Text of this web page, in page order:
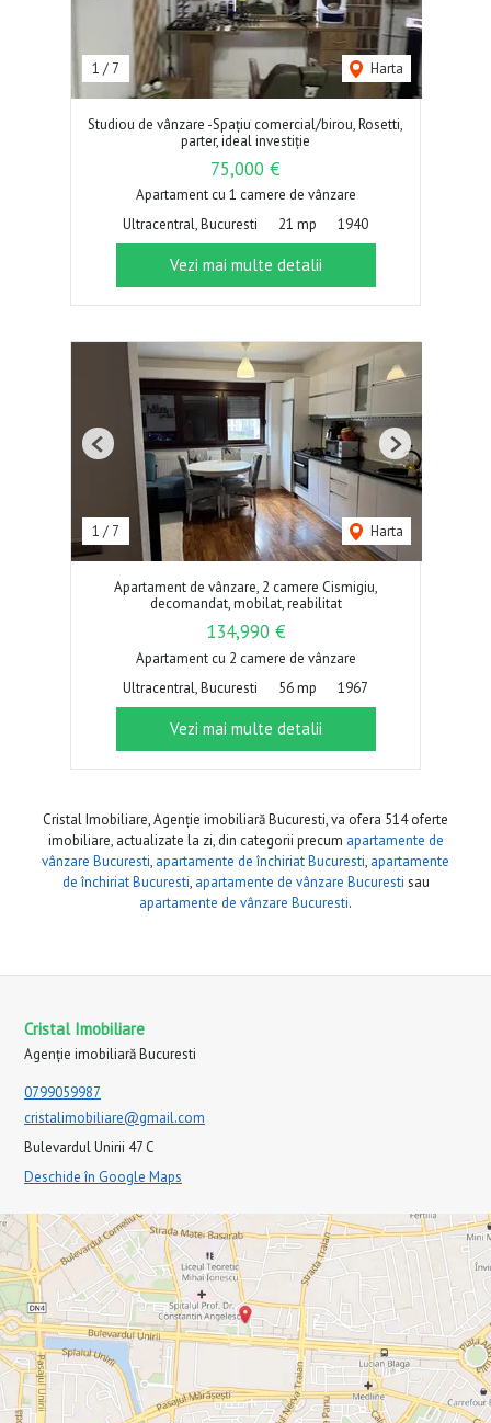
1 / 7 Harta
Studiou de vânzare -Spațiu comercial/birou, Rosetti,
parter, ideal investiție
75,000 €
Apartament cu 1 camere de vânzare
Ultracentral, Bucuresti
21 mp 1940
Vezi mai multe detalii
1 / 7 Harta
Previous Next
Apartament de vânzare, 2 camere Cismigiu,
decomandat, mobilat, reabilitat
134,990 €
Apartament cu 2 camere de vânzare
Ultracentral, Bucuresti
56 mp 1967
Vezi mai multe detalii
Cristal Imobiliare, Agenție imobiliară Bucuresti, va ofera 514 oferte
imobiliare, actualizate la zi, din categorii precum apartamente de
vânzare Bucuresti, apartamente de închiriat Bucuresti, apartamente
de închiriat Bucuresti, apartamente de vânzare Bucuresti sau
apartamente de vânzare Bucuresti.
Cristal Imobiliare
Agenție imobiliară Bucuresti
0799059987
cristalimobiliare@gmail.com
Bulevardul Unirii 47 C
Deschide în Google Maps